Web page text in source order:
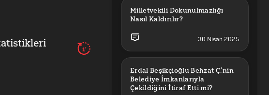
1'
Milletvekili Dokunulmazlığı
Nasıl Kaldırılır?
30 Nisan 2025
Erdal Beşikçioğlu Behzat Ç.’nin
Belediye İmkanlarıyla